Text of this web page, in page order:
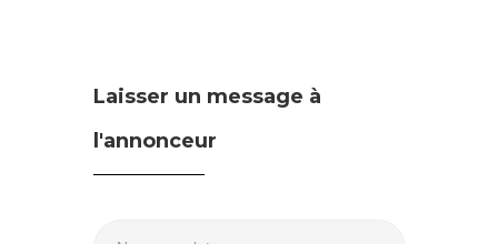
Laisser un message à
l'annonceur